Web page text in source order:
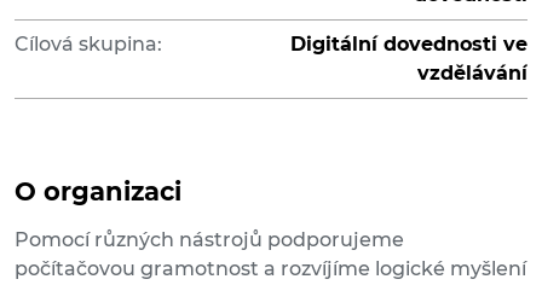
Cílová skupina:
Digitální dovednosti ve
vzdělávání
O organizaci
Pomocí různých nástrojů podporujeme
počítačovou gramotnost a rozvíjíme logické myšlení